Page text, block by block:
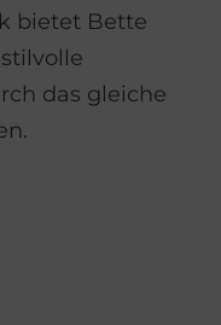
bietet Bette
das gleiche